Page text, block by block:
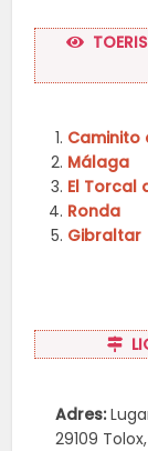
Caminito
Málaga
El Torcal
Ronda
Gibraltar
Adres:
29109